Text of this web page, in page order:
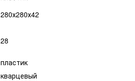
280х280х42
28
пластик
кварцевый